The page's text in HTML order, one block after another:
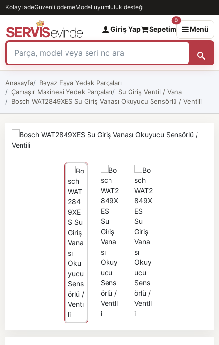
Kolay iadeGüvenli ödemeModel uyumluluk desteği
Giriş Yap Sepetim
0
Menü
Anasayfa
Beyaz Eşya Yedek Parçaları
Çamaşır Makinesi Yedek Parçaları
Su Giriş Ventil / Vana
Bosch WAT2849XES Su Giriş Vanası Okuyucu Sensörlü / Ventili